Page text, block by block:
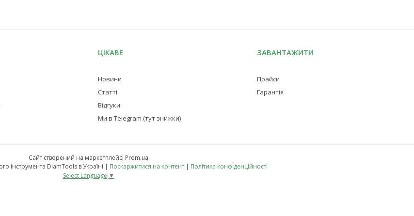
ЦІКАВЕ
Новини
Статті
Відгуки
Ми в Telegram (тут знижки)
ЗАВАНТАЖИТИ
Прайси
Гарантія
Сайт створений на маркетплейсі Prom.ua
Магазин професійного алмазного інструмента DiamTools в Україні | Поскаржитися на контент | Політика конфіденційності
Select Language ▼